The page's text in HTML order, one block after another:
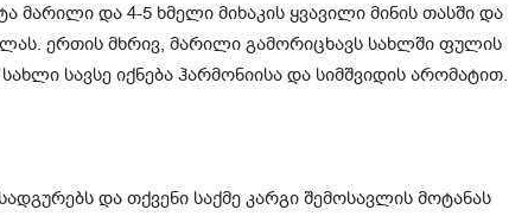
მარილი და 4-5 ხმელი მიხაკის ყვავილი მინის თასში და
ერთის მხრივ, მარილი გამორიცხავს სახლში ფულის
სავსე იქნება ჰარმონიისა და სიმშვიდის არომატით.
და თქვენი საქმე კარგი შემოსავლის მოტანას